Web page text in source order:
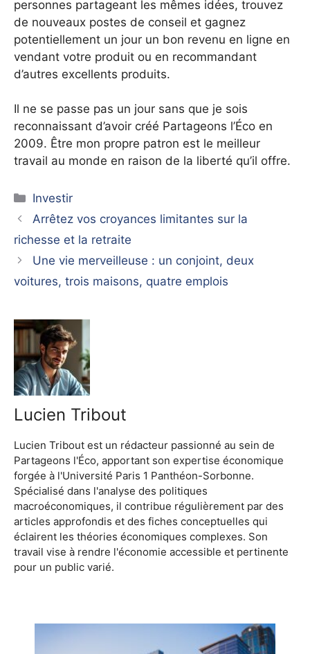
personnes partageant les mêmes idées, trouvez
de nouveaux postes de conseil et gagnez
potentiellement un jour un bon revenu en ligne en
vendant votre produit ou en recommandant
d’autres excellents produits.
Il ne se passe pas un jour sans que je sois
reconnaissant d’avoir créé Partageons l’Éco en
2009. Être mon propre patron est le meilleur
travail au monde en raison de la liberté qu’il offre.
Catégories
Investir
Arrêtez vos croyances limitantes sur la
richesse et la retraite
Une vie merveilleuse : un conjoint, deux
voitures, trois maisons, quatre emplois
Lucien Tribout
Lucien Tribout est un rédacteur passionné au sein de
Partageons l'Éco, apportant son expertise économique
forgée à l'Université Paris 1 Panthéon-Sorbonne.
Spécialisé dans l'analyse des politiques
macroéconomiques, il contribue régulièrement par des
articles approfondis et des fiches conceptuelles qui
éclairent les théories économiques complexes. Son
travail vise à rendre l'économie accessible et pertinente
pour un public varié.